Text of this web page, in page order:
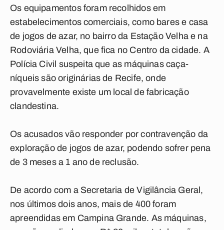
Os equipamentos foram recolhidos em
estabelecimentos comerciais, como bares e casa
de jogos de azar, no bairro da Estação Velha e na
Rodoviária Velha, que fica no Centro da cidade. A
Polícia Civil suspeita que as máquinas caça-
níqueis são originárias de Recife, onde
provavelmente existe um local de fabricação
clandestina.
Os acusados vão responder por contravenção da
exploração de jogos de azar, podendo sofrer pena
de 3 meses a 1 ano de reclusão.
De acordo com a Secretaria de Vigilância Geral,
nos últimos dois anos, mais de 400 foram
apreendidas em Campina Grande. As máquinas,